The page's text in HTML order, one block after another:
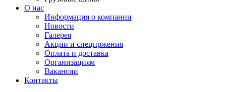
О нас
Информация о компании
Новости
Галерея
Акции и спецпржения
Оплата и доставка
Организациям
Вакансии
Контакты